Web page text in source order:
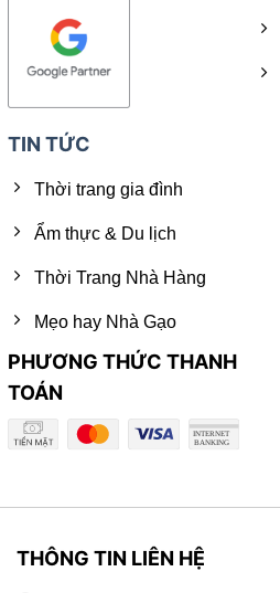
TIN TỨC
Thời trang gia đình
Ẩm thực & Du lịch
Thời Trang Nhà Hàng
Mẹo hay Nhà Gạo
PHƯƠNG THỨC THANH
TOÁN
THÔNG TIN LIÊN HỆ